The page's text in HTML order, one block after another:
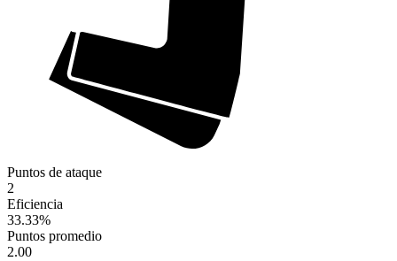
Puntos de ataque
2
Eficiencia
33.33%
Puntos promedio
2.00